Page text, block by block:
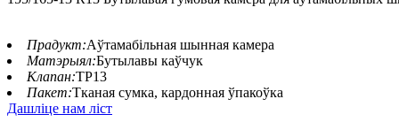
Прадукт:Аўтамабільная шынная камера
Матэрыял:Бутылавы каўчук
Клапан:ТР13
Пакет:Тканая сумка, кардонная ўпакоўка
Дашліце нам ліст